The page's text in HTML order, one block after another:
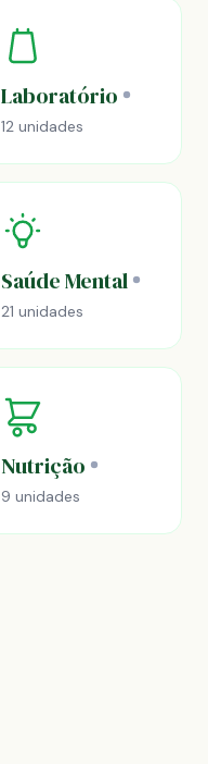
Laboratório
12 unidades
Saúde Mental
21 unidades
Nutrição
9 unidades